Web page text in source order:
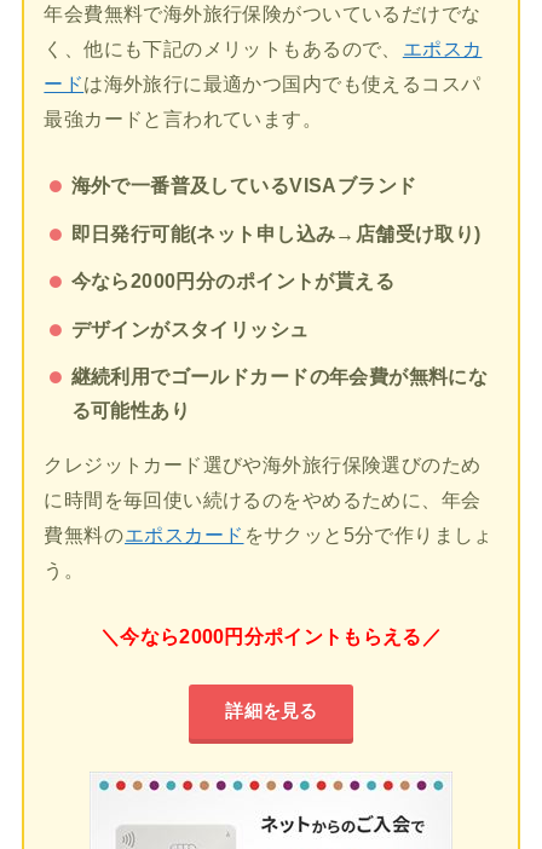
年会費無料で海外旅行保険がついているだけでな
く、他にも下記のメリットもあるので、
エポスカ
ードは海外旅行に最適かつ国内でも使えるコスパ
最強カードと言われています。
海外で一番普及しているVISAブランド
即日発行可能(ネット申し込み→店舗受け取り)
今なら2000円分のポイントが貰える
デザインがスタイリッシュ
継続利用でゴールドカードの年会費が無料にな
る可能性あり
クレジットカード選びや海外旅行保険選びのため
に時間を毎回使い続けるのをやめるために、年会
費無料のエポスカード をサクッと5分で作りましょ
う。
＼今なら2000円分ポイントもらえる／
詳細を見る